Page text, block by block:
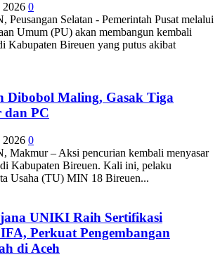
2026 0
Selatan - Pemerintah Pusat melalui
Umum (PU) akan membangun kembali
Kabupaten Bireuen yang putus akibat
Dibobol Maling, Gasak Tiga
PC
2026 0
– Aksi pencurian kembali menyasar
Kabupaten Bireuen. Kali ini, pelaku
Usaha (TU) MIN 18 Bireuen...
UNIKI Raih Sertifikasi
Perkuat Pengembangan
di Aceh